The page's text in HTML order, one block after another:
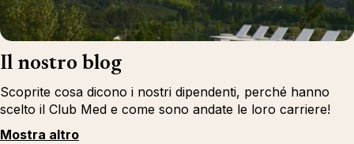
Il nostro blog
Scoprite cosa dicono i nostri dipendenti, perché hanno
scelto il Club Med e come sono andate le loro carriere!
Mostra altro